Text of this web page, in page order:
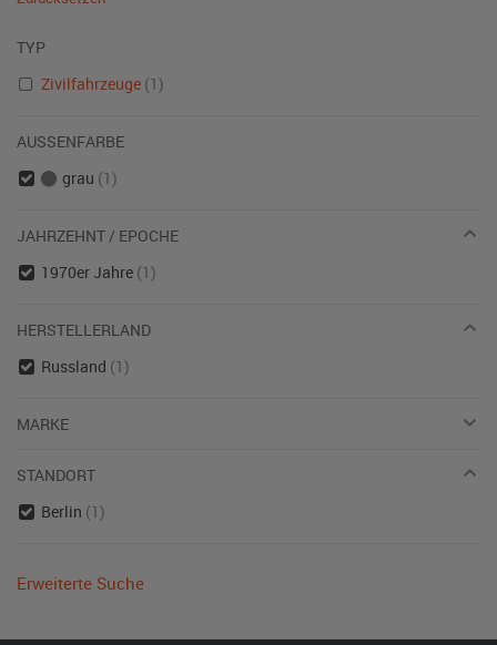
TYP
Zivilfahrzeuge (1)
AUSSENFARBE
grau (1)
JAHRZEHNT / EPOCHE
1970er Jahre (1)
HERSTELLERLAND
Russland (1)
MARKE
STANDORT
Berlin (1)
Erweiterte Suche